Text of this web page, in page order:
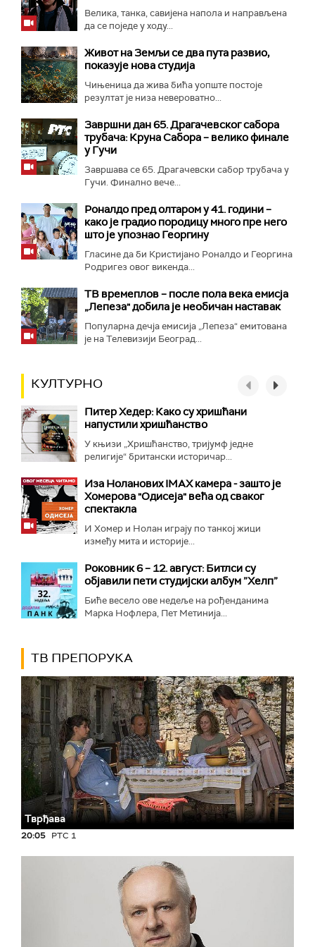
Велика, танка, савијена напола и направљена
да се поједе у ходу...
Живот на Земљи се два пута развио,
показује нова студија
Чињеница да жива бића уопште постоје
резултат је низа невероватно...
Завршни дан 65. Драгачевског сабора
трубача: Круна Сабора – велико финале
у Гучи
Завршава се 65. Драгачевски сабор трубача у
Гучи. Финално вече...
Роналдо пред олтаром у 41. години –
како је градио породицу много пре него
што је упознао Георгину
Гласине да би Кристијано Роналдо и Георгина
Родригез овог викенда...
ТВ времеплов – после пола века емисја
„Лепеза" добила је необичан наставак
Популарна дечја емисија „Лепеза“ емитована
је на Телевизији Београд...
КУЛТУРНО
Питер Хедер: Како су хришћани
напустили хришћанство
У књизи „Хришћанство, тријумф једне
религије“ британски историчар...
Иза Ноланових IMAX камера - зашто је
Хомерова "Одисеја" већа од сваког
спектакла
И Хомер и Нолан играју по танкој жици
између мита и историје...
Роковник 6 – 12. август: Битлси су
објавили пети студијски албум ”Хелп”
Биће весело ове недеље на рођенданима
Марка Нофлера, Пет Метинија...
ТВ ПРЕПОРУКА
Тврђава
20:05 РТС 1